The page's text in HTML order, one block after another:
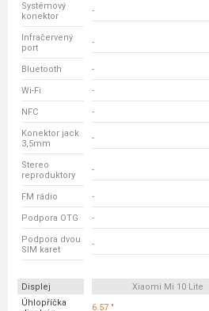
Systémový
konektor
-
Infračervený
port
-
Bluetooth -
Wi-Fi -
NFC -
Konektor jack
3,5mm
-
Stereo
reproduktory
-
FM rádio -
Podpora OTG -
Podpora dvou
SIM karet
-
Displej Xiaomi Mi 10 Lite
Úhlopříčka
6.57 "